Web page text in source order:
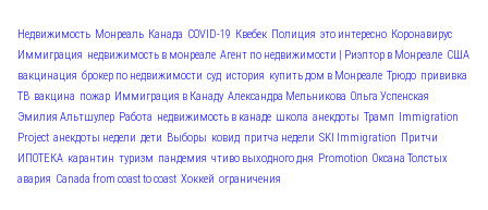
Недвижимость Монреаль Канада COVID-19 Квебек Полиция это интересно Коронавирус
Иммиграция недвижимость в монреале Агент по недвижимости | Риэлтор в Монреале США
вакцинация брокер по недвижимости суд история купить дом в Монреале Трюдо прививка
ТВ вакцина пожар Иммиграция в Канаду Александра Мельникова Ольга Успенская
Эмилия Альтшулер Работа недвижимость в канаде школа анекдоты Трамп
Immigration
Project анекдоты недели дети Выборы ковид притча недели SKI Immigration Притчи
ИПОТЕКА карантин туризм пандемия чтиво выходного дня Promotion Оксана Толстых
авария Canada from coast to coast Хоккей ограничения